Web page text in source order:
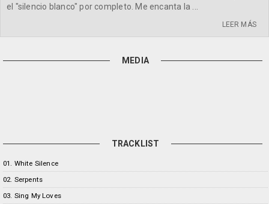
el "silencio blanco" por completo. Me encanta la ...
LEER MÁS
MEDIA
TRACKLIST
01. White Silence
02. Serpents
03. Sing My Loves